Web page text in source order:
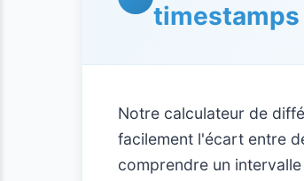
timestamps
Notre calculateur de
facilement l'écart entre
comprendre un